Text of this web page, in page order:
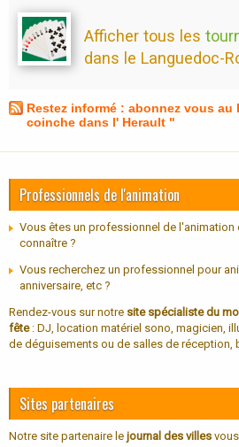
Afficher tous les
dans le Languedoc-
Restez informé : abonnez vous au
coinche dans l' Herault "
Professionnels de l'animation
Vous êtes un professionnel de
connaître ?
Vous recherchez un professionnel pour
anniversaire, etc ?
Rendez-vous sur notre site spécialiste du
fête: DJ, location matériel sono, magicien,
de déguisements ou de salles de réception,
Sites partenaires
Notre site partenaire le journal des villes